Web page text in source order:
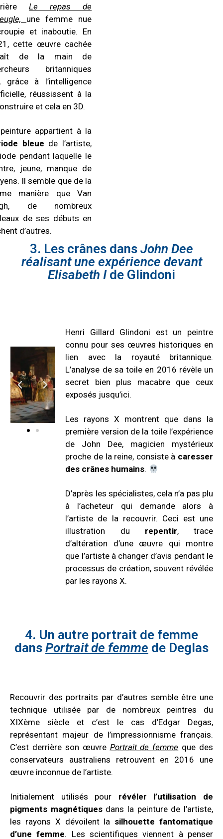
Le repas de
une femme nue
et inaboutie. En
cette œuvre cachée
de la main de
britanniques
grâce à l’intelligence
réussissent à la
et cela en 3D.
appartient à la
bleue de l’artiste,
pendant laquelle le
jeune, manque de
Il semble que de la
manière que Van
de nombreux
de ses débuts en
d’autres.
3. Les crânes dans John Dee
réalisant une expérience devant
Elisabeth I de Glindoni
Henri Gillard Glindoni est un peintre
connu pour ses œuvres historiques en
lien avec la royauté britannique.
L’analyse de sa toile en 2016 révèle un
secret bien plus macabre que ceux
exposés jusqu’ici.
Les rayons X montrent que dans la
première version de la toile l’expérience
de John Dee, magicien mystérieux
proche de la reine, consiste à caresser
des crânes humains.
D’après les spécialistes, cela n’a pas plu
à l’acheteur qui demande alors à
l’artiste de la recouvrir. Ceci est une
illustration du repentir, trace
d’altération d’une œuvre qui montre
que l’artiste à changer d’avis pendant le
processus de création, souvent révélée
par les rayons X.
4. Un autre portrait de femme
dans Portrait de femme de Deglas
Recouvrir des portraits par d’autres semble être une
technique utilisée par de nombreux peintres du
XIXème siècle et c’est le cas d’Edgar Degas,
représentant majeur de l’impressionnisme français.
C’est derrière son œuvre Portrait de femme que des
conservateurs australiens retrouvent en 2016 une
œuvre inconnue de l’artiste.
Initialement utilisés pour révéler l’utilisation de
pigments magnétiquesdans la peinture de l’artiste,
les rayons X dévoilent la silhouette fantomatique
d’une femme. Les scientifiques viennent à penser